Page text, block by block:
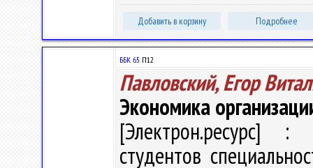
Добавить в корзину Подробнее
ББК 65.П12
Павловский, Егор
Экономика
[Электрон.ресурс] :
студентов